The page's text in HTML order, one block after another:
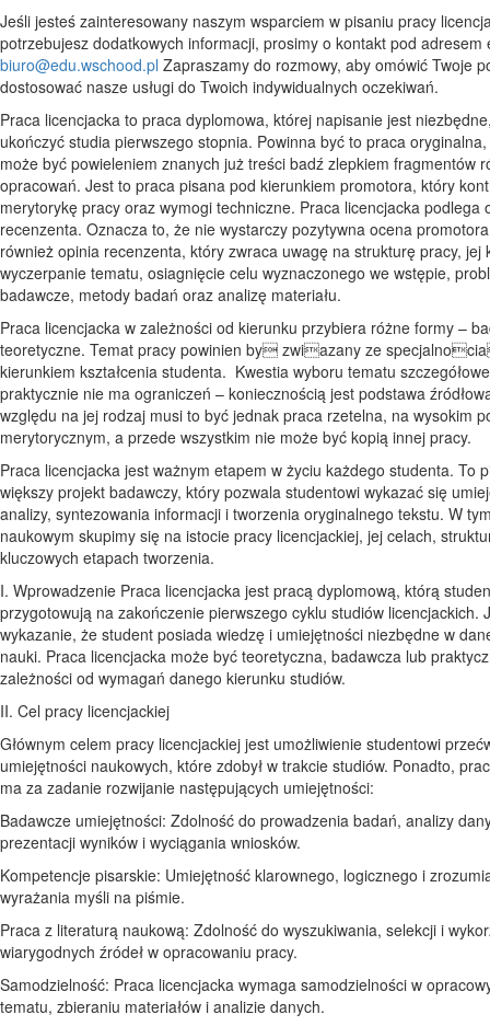
Jeśli jesteś zainteresowany naszym wsparciem w pisaniu pracy
potrzebujesz dodatkowych informacji, prosimy o kontakt pod adresem
biuro@edu.wschood.pl Zapraszamy do rozmowy, aby omówić Twoje
dostosować nasze usługi do Twoich indywidualnych oczekiwań.
Praca licencjacka to praca dyplomowa, której napisanie jest
ukończyć studia pierwszego stopnia. Powinna być to praca
może być powieleniem znanych już treści badź zlepkiem fragmentów
opracowań. Jest to praca pisana pod kierunkiem promotora, który
merytorykę pracy oraz wymogi techniczne. Praca licencjacka podlega
recenzenta. Oznacza to, że nie wystarczy pozytywna ocena
również opinia recenzenta, który zwraca uwagę na strukturę pracy, jej
wyczerpanie tematu, osiagnięcie celu wyznaczonego we wstępie,
badawcze, metody badań oraz analizę materiału.
Praca licencjacka w zależności od kierunku przybiera różne formy –
teoretyczne. Temat pracy powinien by zwiazany ze
kierunkiem kształcenia studenta. Kwestia wyboru tematu
praktycznie nie ma ograniczeń – koniecznością jest podstawa
względu na jej rodzaj musi to być jednak praca rzetelna, na wysokim
merytorycznym, a przede wszystkim nie może być kopią innej pracy.
Praca licencjacka jest ważnym etapem w życiu każdego studenta. To
większy projekt badawczy, który pozwala studentowi wykazać się
analizy, syntezowania informacji i tworzenia oryginalnego tekstu. W
naukowym skupimy się na istocie pracy licencjackiej, jej celach,
kluczowych etapach tworzenia.
I. Wprowadzenie Praca licencjacka jest pracą dyplomową, którą
przygotowują na zakończenie pierwszego cyklu studiów licencjackich.
wykazanie, że student posiada wiedzę i umiejętności niezbędne w
nauki. Praca licencjacka może być teoretyczna, badawcza lub
zależności od wymagań danego kierunku studiów.
II. Cel pracy licencjackiej
Głównym celem pracy licencjackiej jest umożliwienie studentowi
umiejętności naukowych, które zdobył w trakcie studiów. Ponadto,
ma za zadanie rozwijanie następujących umiejętności:
Badawcze umiejętności: Zdolność do prowadzenia badań, analizy
prezentacji wyników i wyciągania wniosków.
Kompetencje pisarskie: Umiejętność klarownego, logicznego i
wyrażania myśli na piśmie.
Praca z literaturą naukową: Zdolność do wyszukiwania, selekcji i
wiarygodnych źródeł w opracowaniu pracy.
Samodzielność: Praca licencjacka wymaga samodzielności w
tematu, zbieraniu materiałów i analizie danych.